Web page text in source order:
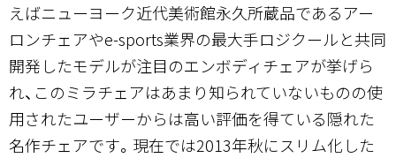
えばニューヨーク近代美術館永久所蔵品であるアー
ロンチェアやe-sports業界の最大手ロジクールと共同
開発したモデルが注目のエンボディチェアが挙げら
れ、このミラチェアはあまり知られていないものの使
用されたユーザーからは高い評価を得ている隠れた
名作チェアです。現在では2013年秋にスリム化した